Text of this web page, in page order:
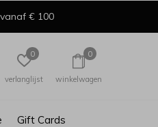
Gift Cards
verlanglijst
0
winkelwagen
0
€ 100